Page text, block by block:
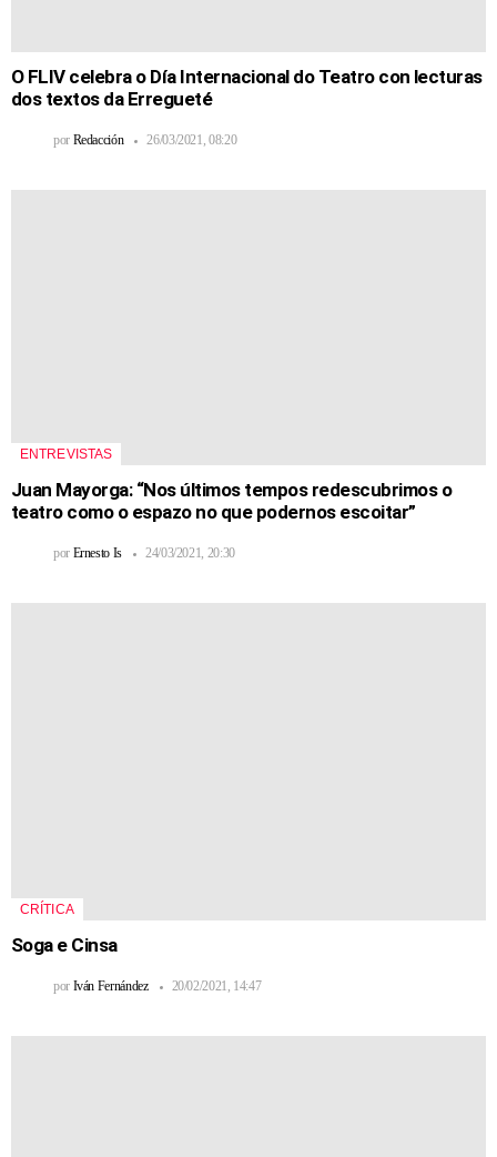
O FLIV celebra o Día Internacional do Teatro con lecturas
dos textos da Erregueté
por Redacción 26/03/2021, 08:20
ENTREVISTAS
Juan Mayorga: “Nos últimos tempos redescubrimos o
teatro como o espazo no que podernos escoitar”
por Ernesto Is 24/03/2021, 20:30
CRÍTICA
Soga e Cinsa
por Iván Fernández 20/02/2021, 14:47